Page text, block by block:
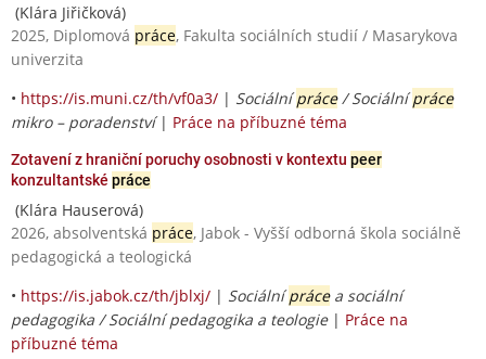
(Klára Jiřičková)
2025, Diplomová práce, Fakulta sociálních studií / Masarykova
univerzita
• https://is.muni.cz/th/vf0a3/ | Sociálnípráce/ Sociálnípráce
mikro – poradenství| Práce na příbuzné téma
Zotavení z hraniční poruchy osobnosti v kontextu peer
konzultantské práce
(Klára Hauserová)
2026, absolventská práce, Jabok - Vyšší odborná škola sociálně
pedagogická a teologická
• https://is.jabok.cz/th/jblxj/ | Sociálníprácea sociální
pedagogika / Sociální pedagogika a teologie| Práce na
příbuzné téma